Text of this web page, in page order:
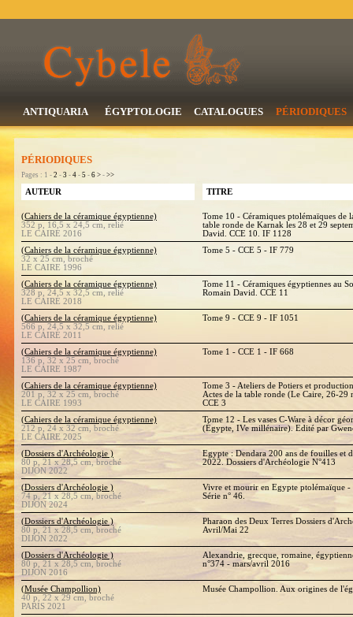
ANTIQUARIA ÉGYPTOLOGIE CATALOGUES PÉRIODIQUES
PÉRIODIQUES
Pages : 1 - 2 - 3 - 4 - 5 - 6 > - >>
AUTEUR TITRE
(Cahiers de la céramique égyptienne)
352 p, 16,5 x 24,5 cm, relié
LE CAIRE 2016
Tome 10 - Céramiques ptolémaïques de
table ronde de Karnak les 28 et 29
David. CCE 10. IF 1128
(Cahiers de la céramique égyptienne)
32 x 25 cm, broché
LE CAIRE 1996
Tome 5 - CCE 5 - IF 779
(Cahiers de la céramique égyptienne)
328 p, 24,5 x 32,5 cm, relié
LE CAIRE 2018
Tome 11 - Céramiques égyptiennes au
Romain David. CCE 11
(Cahiers de la céramique égyptienne)
566 p, 24,5 x 32,5 cm, relié
LE CAIRE 2011
Tome 9 - CCE 9 - IF 1051
(Cahiers de la céramique égyptienne)
136 p, 32 x 25 cm, broché
LE CAIRE 1987
Tome 1 - CCE 1 - IF 668
(Cahiers de la céramique égyptienne)
201 p, 32 x 25 cm, broché
LE CAIRE 1993
Tome 3 - Ateliers de Potiers et
Actes de la table ronde (Le Caire, 26-
CCE 3
(Cahiers de la céramique égyptienne)
212 p, 24 x 32 cm, broché
LE CAIRE 2025
Tome 12 - Les vases C-Ware à décor
(Égypte, IVe millénaire). Edité par
(Dossiers d'Archéologie )
80 p, 21 x 28,5 cm, broché
DIJON 2022
Egypte : Dendara 200 ans de fouilles et
2022. Dossiers d'Archéologie N°413
(Dossiers d'Archéologie )
74 p, 21 x 28,5 cm, broché
DIJON 2024
Vivre et mourir en Egypte ptolémaïque -
Série n° 46.
(Dossiers d'Archéologie )
80 p, 21 x 28,5 cm, broché
DIJON 2022
Pharaon des Deux Terres Dossiers
Avril/Mai 22
(Dossiers d'Archéologie )
80 p, 21 x 28,5 cm, broché
DIJON 2016
Alexandrie, grecque, romaine,
n°374 - mars/avril 2016
(Musée Champollion)
40 p, 22 x 29 cm, broché
PARIS 2021
Musée Champollion. Aux origines de